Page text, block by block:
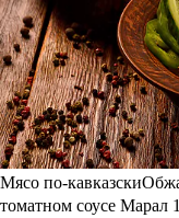
Мясо по-кавказски
томатном соусе Марал